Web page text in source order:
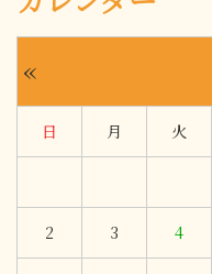
«
日 月 火
2 3 4